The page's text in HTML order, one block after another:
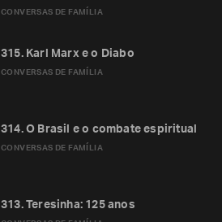
CONVERSAS DE FAMÍLIA
CONVERSAS DE FAMÍLIA
315. Karl Marx e o Diabo
CONVERSAS DE FAMÍLIA
314. O Brasil e o combate espiritual
313. Teresinha: 125 anos